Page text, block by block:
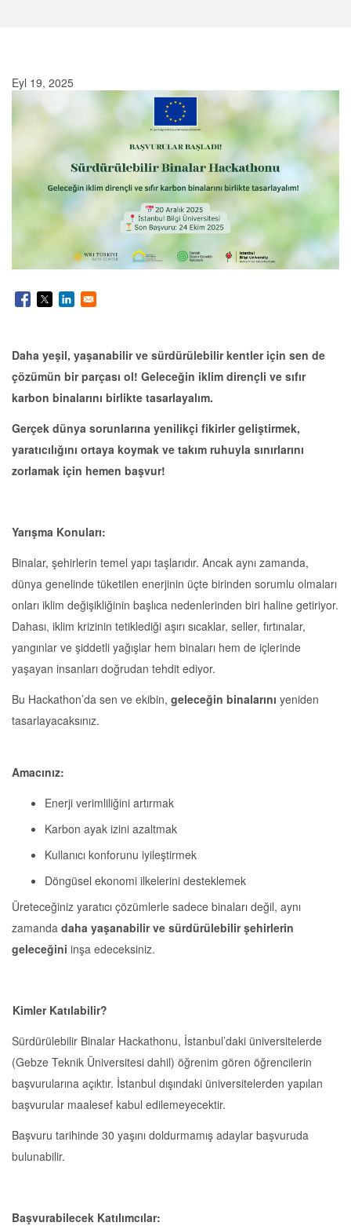
Eyl 19, 2025
Daha yeşil, yaşanabilir ve sürdürülebilir kentler için sen de
çözümün bir parçası ol! Geleceğin iklim dirençli ve sıfır
karbon binalarını birlikte tasarlayalım.
Gerçek dünya sorunlarına yenilikçi fikirler geliştirmek,
yaratıcılığını ortaya koymak ve takım ruhuyla sınırlarını
zorlamak için hemen başvur!
Yarışma Konuları:
Binalar, şehirlerin temel yapı taşlarıdır. Ancak aynı zamanda,
dünya genelinde tüketilen enerjinin üçte birinden sorumlu olmaları
onları iklim değişikliğinin başlıca nedenlerinden biri haline getiriyor.
Dahası, iklim krizinin tetiklediği aşırı sıcaklar, seller, fırtınalar,
yangınlar ve şiddetli yağışlar hem binaları hem de içlerinde
yaşayan insanları doğrudan tehdit ediyor.
Bu Hackathon’da sen ve ekibin, geleceğin binalarını yeniden
tasarlayacaksınız. ️
Amacınız:
Enerji verimliliğini artırmak
Karbon ayak izini azaltmak
Kullanıcı konforunu iyileştirmek
Döngüsel ekonomi ilkelerini desteklemek
Üreteceğiniz yaratıcı çözümlerle sadece binaları değil, aynı
zamanda daha yaşanabilir ve sürdürülebilir şehirlerin
geleceğini inşa edeceksiniz.
Kimler Katılabilir?
Sürdürülebilir Binalar Hackathonu, İstanbul’daki üniversitelerde
(Gebze Teknik Üniversitesi dahil) öğrenim gören öğrencilerin
başvurularına açıktır. İstanbul dışındaki üniversitelerden yapılan
başvurular maalesef kabul edilemeyecektir.
Başvuru tarihinde 30 yaşını doldurmamış adaylar başvuruda
bulunabilir.
Başvurabilecek Katılımcılar: